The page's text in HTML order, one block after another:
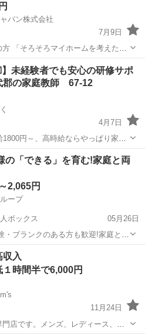
パン株式会社
7月9日
たい
ない…」 そんなあなたにぴった
しながら、お小遣いも稼げるお仕事
キマ時間
】未経験者でも安心の研修サポ
郡の家庭教師 67-12
4月7日
でも問題なし サポート体制バッチ
時給
の「できる」を育む!家庭と両
2,065円
ープ
ボックス
05月26日
・ブランクのある方も歓迎!家庭と仕
数 求人概要 <訪問介護事業所にお
ご自宅を訪問し、身体介護や生活
...
収入
１時間半で6,000円
11月24日
店です。メンズ、レディース、年